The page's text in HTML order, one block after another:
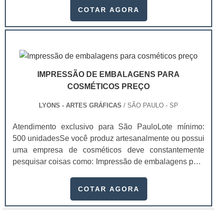
de cada serviçoA Gráfica Lyons trabalha com
impressão de flyers preço justo em comparação ao
mercado, assim como diversos tipos de produtos, todos
de acordo com o tamanho do produto. .
empresa e os produtos que ela oferece.Além disso, é
detalhes possíveis estes produtos e também as
de consumo dos clientes seja extremamente alt.
COTAR AGORA
IMPRESSÃO DE EMBALAGENS PARA
COSMÉTICOS PREÇO
LYONS - ARTES GRÁFICAS / SÃO PAULO - SP
Atendimento exclusivo para São PauloLote mínimo:
500 unidadesSe você produz artesanalmente ou possui
uma empresa de cosméticos deve constantemente
pesquisar coisas como: Impressão de embalagens para
um investimento necessário para quem está no
extremamente competitivo, assim, as embalagens
COTAR AGORA